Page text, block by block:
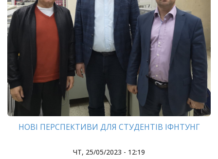
НОВІ ПЕРСПЕКТИВИ ДЛЯ СТУДЕНТІВ ІФНТУНГ
ЧТ, 25/05/2023 - 12:19